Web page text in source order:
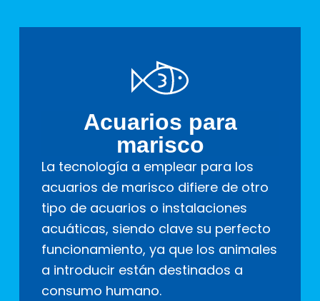
Acuarios para
marisco
La tecnología a emplear para los
acuarios de marisco difiere de otro
tipo de acuarios o instalaciones
acuáticas, siendo clave su perfecto
funcionamiento, ya que los animales
a introducir están destinados a
consumo humano.